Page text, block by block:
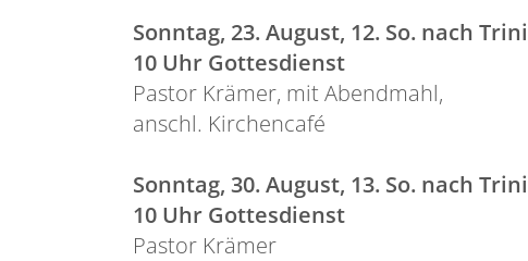
Sonntag, 23. August, 12. So. nach
10 Uhr Gottesdienst
Pastor Krämer, mit Abendmahl,
anschl. Kirchencafé
Sonntag, 30. August, 13. So. nach
10 Uhr Gottesdienst
Pastor Krämer